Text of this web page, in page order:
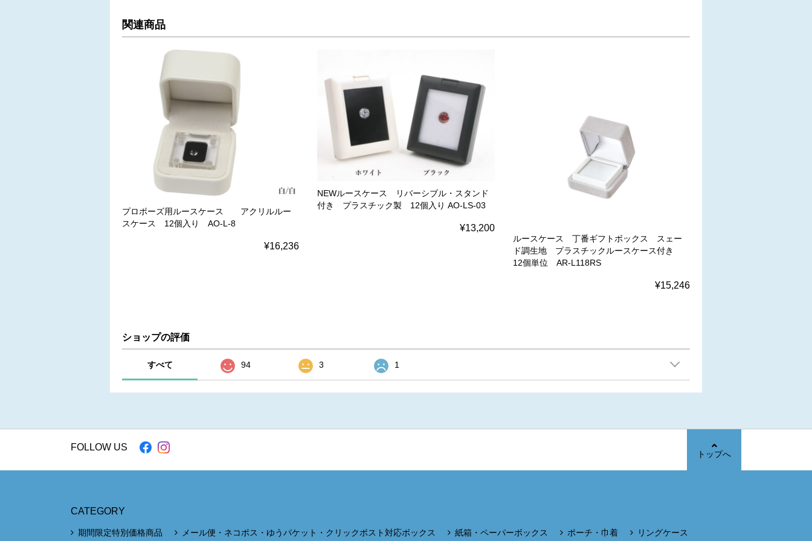
関連商品
プロポーズ用ルースケース アクリルルー
スケース 12個入り AO-L-8
¥16,236
NEWルースケース リバーシブル・スタンド
付き プラスチック製 12個入り AO-LS-03
¥13,200
ルースケース 丁番ギフトボックス スェー
ド調生地 プラスチックルースケース付き
12個単位 AR-L118RS
¥15,246
ショップの評価
すべて 94 3 1
FOLLOW US
トップへ
CATEGORY
期間限定特別価格商品 メール便・ネコポス・ゆうパケット・クリックポスト対応ボックス 紙箱・ペーパーボックス ポーチ・巾着 リングケース